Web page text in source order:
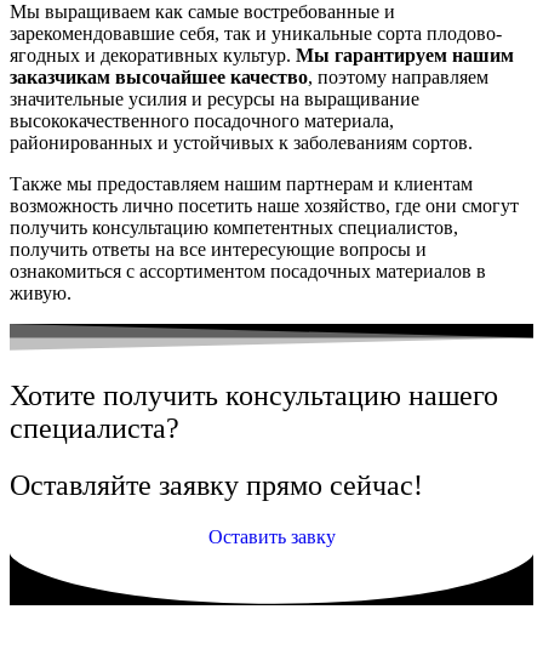
Мы выращиваем как самые востребованные и
зарекомендовавшие себя, так и уникальные сорта плодово-
ягодных и декоративных культур. Мы гарантируем нашим
заказчикам высочайшее качество, поэтому направляем
значительные усилия и ресурсы на выращивание
высококачественного посадочного материала,
районированных и устойчивых к заболеваниям сортов.
Также мы предоставляем нашим партнерам и клиентам
возможность лично посетить наше хозяйство, где они смогут
получить консультацию компетентных специалистов,
получить ответы на все интересующие вопросы и
ознакомиться с ассортиментом посадочных материалов в
живую.
Хотите получить консультацию нашего
специалиста?
Оставляйте заявку прямо сейчас!
Оставить завку